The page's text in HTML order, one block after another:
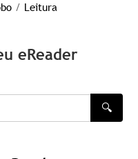
/ Leitura
eReader
🔍